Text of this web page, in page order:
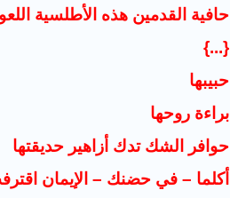
حافية القدمين هذه الأطلسية
{...}
حبيبها
براءة روحها
حوافر الشك تدك أزاهير حديقتها
أكلما – في حضنك – الإيمان